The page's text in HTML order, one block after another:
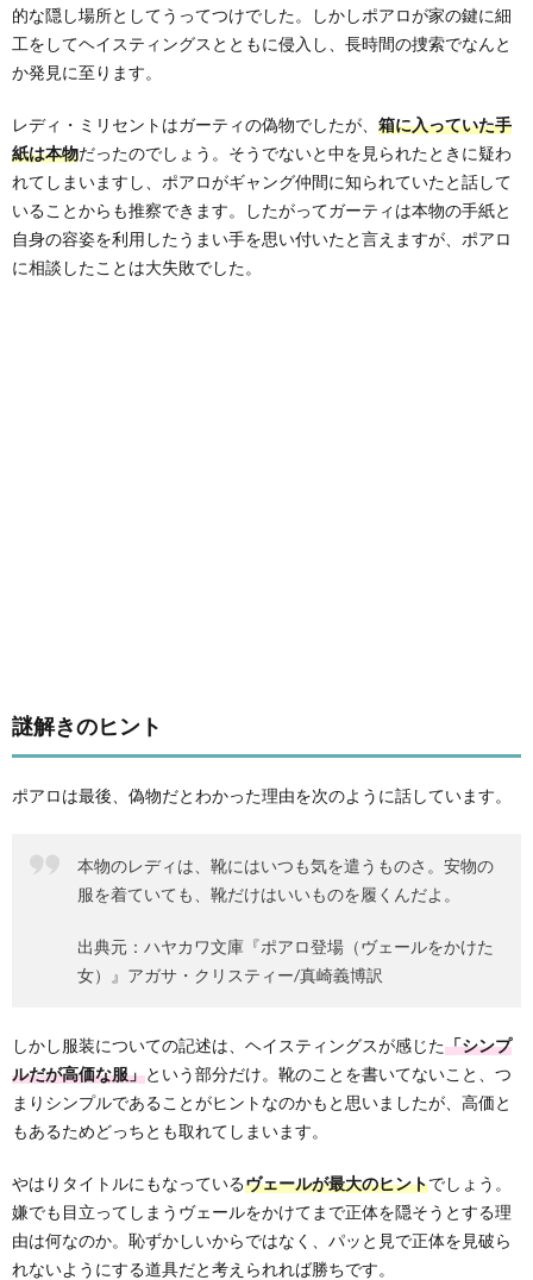
的な隠し場所としてうってつけでした。しかしポアロが家の鍵に細
工をしてヘイスティングスとともに侵入し、長時間の捜索でなんと
か発見に至ります。
レディ・ミリセントはガーティの偽物でしたが、 箱に入っていた手
紙は本物だったのでしょう。そうでないと中を見られたときに疑わ
れてしまいますし、ポアロがギャング仲間に知られていたと話して
いることからも推察できます。したがってガーティは本物の手紙と
自身の容姿を利用したうまい手を思い付いたと言えますが、ポアロ
に相談したことは大失敗でした。
謎解きのヒント
ポアロは最後、偽物だとわかった理由を次のように話しています。
本物のレディは、靴にはいつも気を遣うものさ。安物の
服を着ていても、靴だけはいいものを履くんだよ。
出典元：ハヤカワ文庫『ポアロ登場（ヴェールをかけた
女）』アガサ・クリスティー/真崎義博訳
しかし服装についての記述は、ヘイスティングスが感じた「シンプ
ルだが高価な服」という部分だけ。靴のことを書いてないこと、つ
まりシンプルであることがヒントなのかもと思いましたが、高価と
もあるためどっちとも取れてしまいます。
やはりタイトルにもなっているヴェールが最大のヒントでしょう。
嫌でも目立ってしまうヴェールをかけてまで正体を隠そうとする理
由は何なのか。恥ずかしいからではなく、パッと見で正体を見破ら
れないようにする道具だと考えられれば勝ちです。